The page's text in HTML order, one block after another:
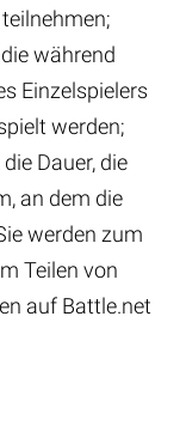
während
Einzelspielers
werden;
Dauer, die
an dem die
werden zum
Teilen von
auf Battle.net